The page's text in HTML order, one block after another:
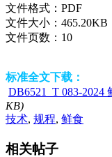
文件格式： PDF
文件大小： 465.20KB
文件页数： 10
标准全文下载：
DB6521_T 083-
KB)
技术, 规程, 鲜食
相关帖子